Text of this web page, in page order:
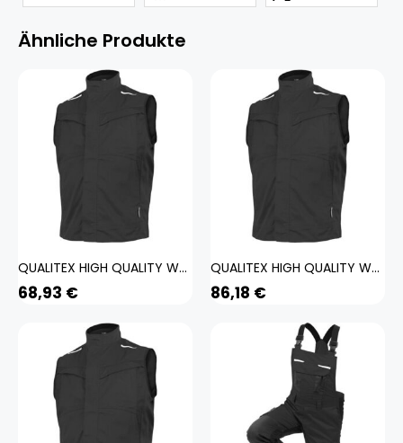
Ähnliche Produkte
QUALITEX HIGH QUALITY WORKWEAR Weste IND black beauty Damen: XL Herren: XL
68,93 €
QUALITEX HIGH QUALITY WORKWEAR Weste IND black beauty Damen: 5XL Herren: 5XL
86,18 €